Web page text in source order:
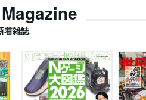
着雑誌